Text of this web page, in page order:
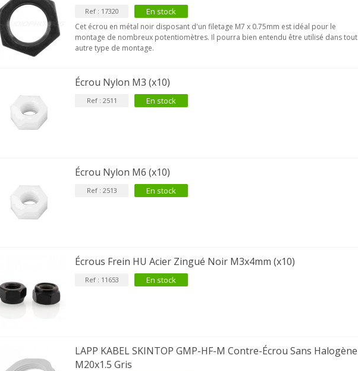
59,90 €
VIABLUE EPC-4 T8 STEREO
SMALL Câble Jack 3.5mm...
134,90 €
Ref : 17320 En stock
Cet écrou en métal noir disposant d'un filetage M7 x 0.75mm est idéal pour le
montage de nombreux potentiomètres. Il pourra bien entendu être utilisé dans tout
autre type de montage.
Écrou Nylon M3 (x10)
Ref : 2511 En stock
Écrou Nylon M6 (x10)
Ref : 2513 En stock
Écrous Frein HU Acier Zingué Noir M3x4mm (x10)
Ref : 11653 En stock
LAPP KABEL SKINTOP GMP-HF-M Contre-Écrou Sans Halogène
M20x1.5 Gris